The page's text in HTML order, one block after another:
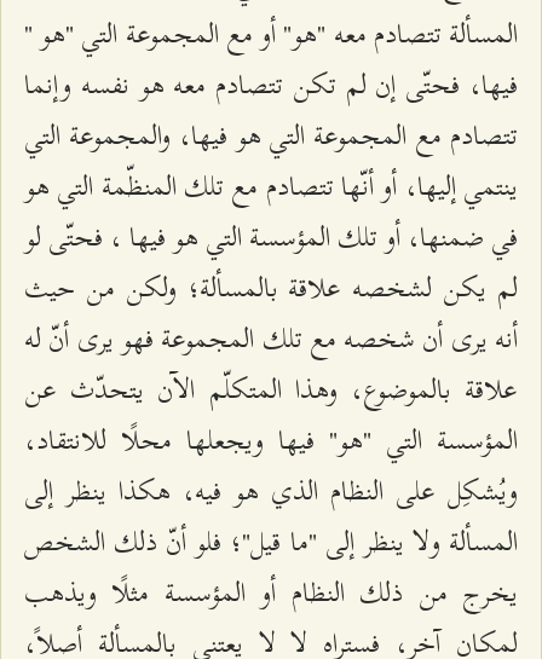
المسألة تتصادم معه "هو" أو مع المجموعة التي "هو "
فيها، فحتّى إن لم تكن تتصادم معه هو نفسه وإنما
تتصادم مع المجموعة التي هو فيها، والمجموعة التي
ينتمي إليها، أو أنّها تتصادم مع تلك المنظّمة التي هو
في ضمنها، أو تلك المؤسسة التي هو فيها ، فحتّى لو
لم يكن لشخصه علاقة بالمسألة؛ ولكن من حيث
أنه يرى أن شخصه مع تلك المجموعة فهو يرى أنّ له
علاقة بالموضوع، وهذا المتكلّم الآن يتحدّث عن
المؤسسة التي "هو" فيها ويجعلها محلًا للانتقاد،
ويُشكِل على النظام الذي هو فيه، هكذا ينظر إلى
المسألة ولا ينظر إلى "ما قيل"؛ فلو أنّ ذلك الشخص
يخرج من ذلك النظام أو المؤسسة مثلًا ويذهب
لمكان آخر، فستراه لا لا يعتني بالمسألة أصلاً،